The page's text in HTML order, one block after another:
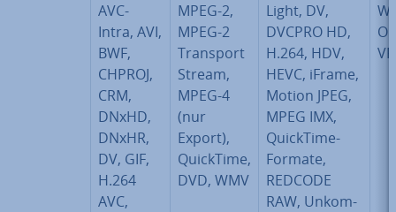
AVC-
Intra, AVI,
BWF,
CHPROJ,
CRM,
DNxHD,
DNxHR,
DV, GIF,
H.264
AVC,
MPEG-2,
MPEG-2
Transport
Stream,
MPEG-4
(nur
Export),
QuickTime,
DVD, WMV
Light, DV,
DVCPRO HD,
H.264, HDV,
HEVC, iFrame,
Motion JPEG,
MPEG IMX,
QuickTime-
Formate,
REDCODE
RAW, Un­kom­